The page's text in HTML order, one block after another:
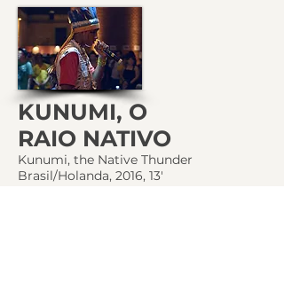
KUNUMI, O
RAIO NATIVO
Kunumi, the Native Thunder
Brasil/Holanda, 2016, 13'